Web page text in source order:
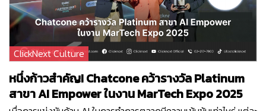
ClickNext Culture
หนึ่งก้าวสำคัญ! Chatcone คว้ารางวัล Platinum
สาขา AI Empower ในงาน MarTech Expo 2025